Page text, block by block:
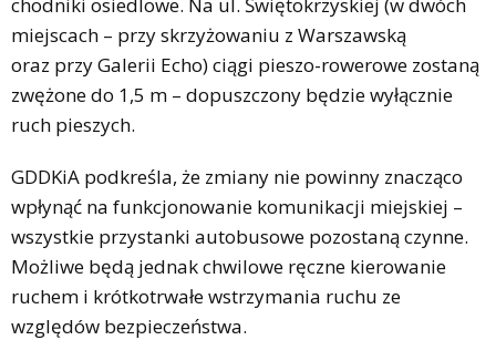
miejscach – przy skrzyżowaniu z Warszawską
oraz przy Galerii Echo) ciągi pieszo-rowerowe zostaną
zwężone do 1,5 m – dopuszczony będzie wyłącznie
ruch pieszych.
GDDKiA podkreśla, że zmiany nie powinny znacząco
wpłynąć na funkcjonowanie komunikacji miejskiej –
wszystkie przystanki autobusowe pozostaną czynne.
Możliwe będą jednak chwilowe ręczne kierowanie
ruchem i krótkotrwałe wstrzymania ruchu ze
względów bezpieczeństwa.